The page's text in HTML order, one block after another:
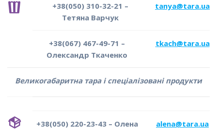
+38(050) 310-32-21 –
Тетяна Варчук
tanya@tara.ua
+38(067) 467-49-71 –
Олександр Ткаченко
tkach@tara.ua
Великогабаритна тара і спеціалізовані продукти
+38(050) 220-23-43 – Олена
alena@tara.ua